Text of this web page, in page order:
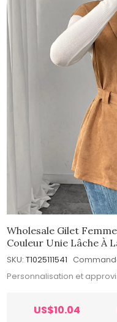
Wholesale Gilet
Couleur Unie Lâche À
SKU: T1025111541
Personnalisation et
US$10.04